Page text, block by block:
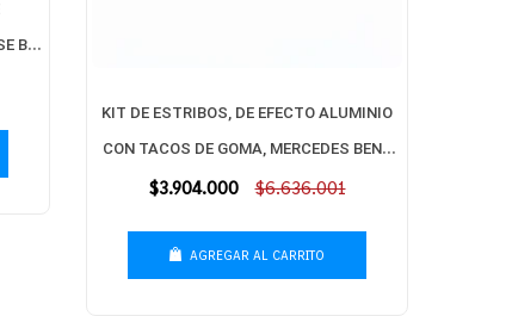
B
KIT DE ESTRIBOS, DE EFECTO ALUMINIO
CON TACOS DE GOMA, MERCEDES BENZ
GLC 300 CHASIS 253
Precio
$3.904.000 $6.636.001
AGREGAR AL CARRITO